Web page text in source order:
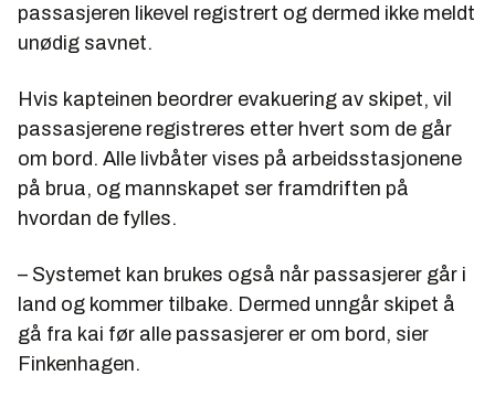
passasjeren likevel registrert og dermed ikke meldt
unødig savnet.
Hvis kapteinen beordrer evakuering av skipet, vil
passasjerene registreres etter hvert som de går
om bord. Alle livbåter vises på arbeidsstasjonene
på brua, og mannskapet ser framdriften på
hvordan de fylles.
– Systemet kan brukes også når passasjerer går i
land og kommer tilbake. Dermed unngår skipet å
gå fra kai før alle passasjerer er om bord, sier
Finkenhagen.